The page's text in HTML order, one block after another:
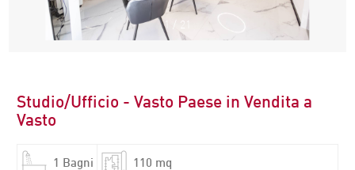
1 21
Studio/Ufficio - Vasto Paese in Vendita a
Vasto
1 Bagni 110 mq